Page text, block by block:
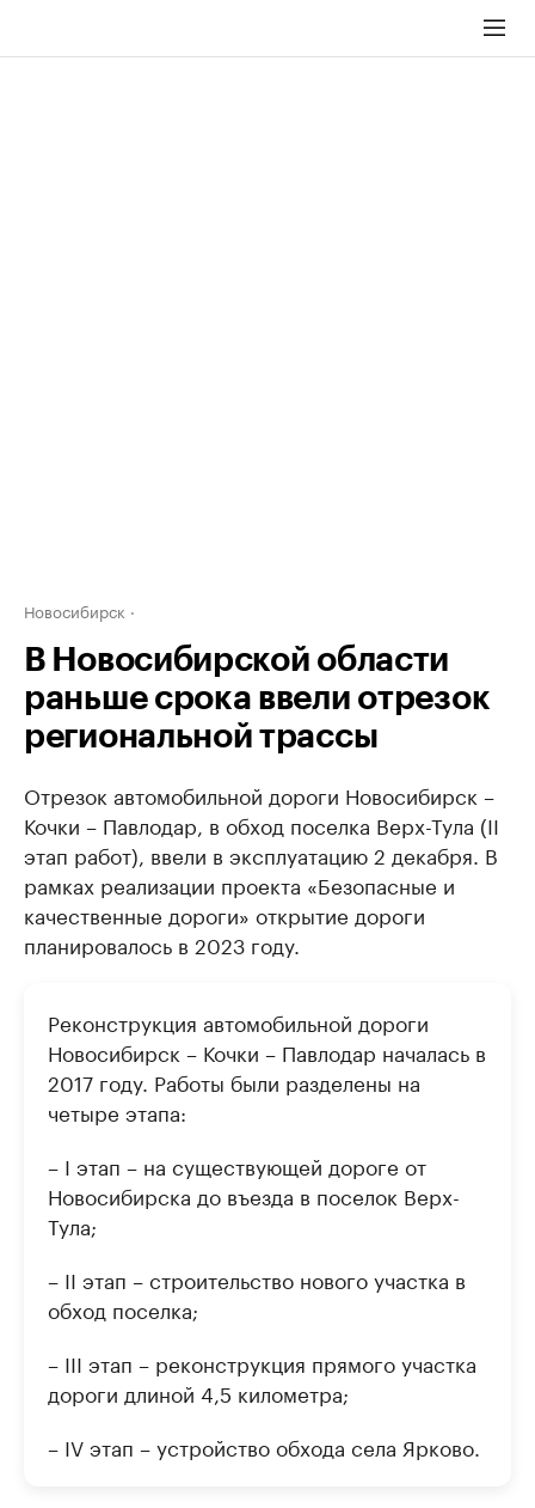
Новосибирск
В Новосибирской области
раньше срока ввели отрезок
региональной трассы
Отрезок автомобильной дороги Новосибирск –
Кочки – Павлодар, в обход поселка Верх-Тула (II
этап работ), ввели в эксплуатацию 2 декабря. В
рамках реализации проекта «Безопасные и
качественные дороги» открытие дороги
планировалось в 2023 году.
Реконструкция автомобильной дороги
Новосибирск – Кочки – Павлодар началась в
2017 году. Работы были разделены на
четыре этапа:
– I этап – на существующей дороге от
Новосибирска до въезда в поселок Верх-
Тула;
– II этап – строительство нового участка в
обход поселка;
– III этап – реконструкция прямого участка
дороги длиной 4,5 километра;
– IV этап – устройство обхода села Ярково.